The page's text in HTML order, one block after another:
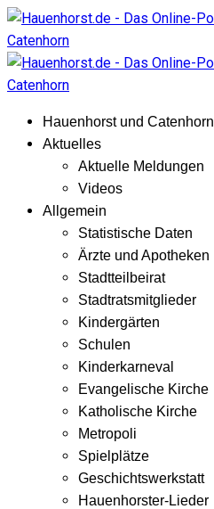
Hauenhorst und Catenhorn
Aktuelles
Aktuelle Meldungen
Videos
Allgemein
Statistische Daten
Ärzte und Apotheken
Stadtteilbeirat
Stadtratsmitglieder
Kindergärten
Schulen
Kinderkarneval
Evangelische Kirche
Katholische Kirche
Metropoli
Spielplätze
Geschichtswerkstatt
Hauenhorster-Lieder